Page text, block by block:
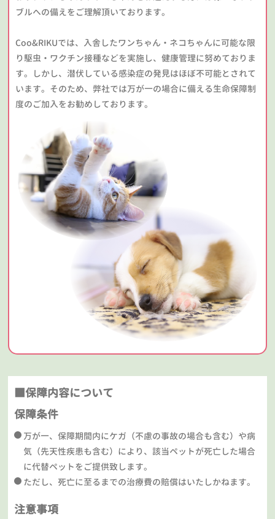
ブルへの備えをご理解頂いております。
Coo&RIKUでは、入舎したワンちゃん・ネコちゃんに可能な限
り駆虫・ワクチン接種などを実施し、健康管理に努めておりま
す。しかし、潜伏している感染症の発見はほぼ不可能とされて
います。そのため、弊社では万が一の場合に備える生命保障制
度のご加入をお勧めしております。
■保障内容について
保障条件
万が一、保障期間内にケガ（不慮の事故の場合も含む）や病
気（先天性疾患も含む）により、該当ペットが死亡した場合
に代替ペットをご提供致します。
ただし、死亡に至るまでの治療費の賠償はいたしかねます。
注意事項